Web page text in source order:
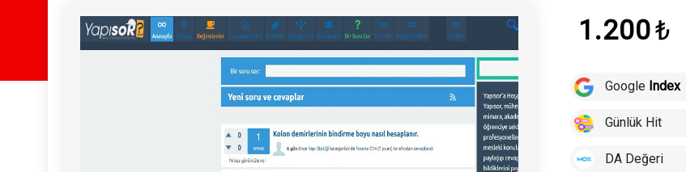
🔍 1.200₺
Google Index
Günlük Hit
DA Değeri